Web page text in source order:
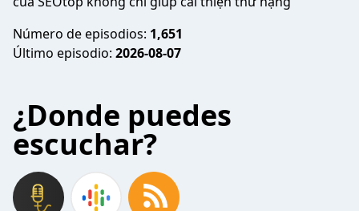
Número de episodios: 1,651
Último episodio: 2026-08-07
¿Donde puedes
escuchar?